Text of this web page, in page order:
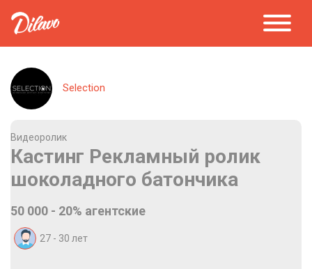
Selection
Видеоролик
Кастинг Рекламный ролик
шоколадного батончика
50 000 - 20% агентские
27 - 30 лет